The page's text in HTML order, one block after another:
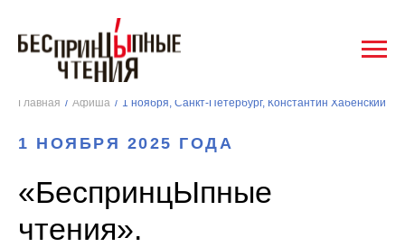
Главная / Афиша /
1 НОЯБРЯ 2025 ГОДА
«БеспринцЫпные
чтения».